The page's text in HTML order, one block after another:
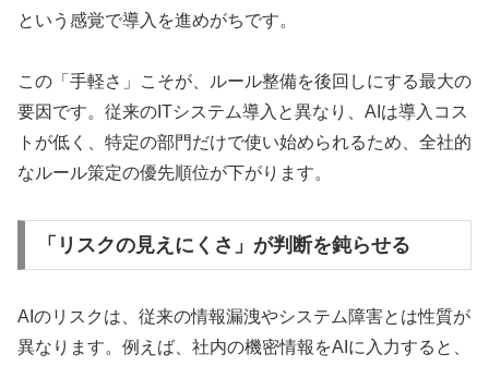
という感覚で導入を進めがちです。
この「手軽さ」こそが、ルール整備を後回しにする最大の
要因です。従来のITシステム導入と異なり、AIは導入コス
トが低く、特定の部門だけで使い始められるため、全社的
なルール策定の優先順位が下がります。
「リスクの見えにくさ」が判断を鈍らせる
AIのリスクは、従来の情報漏洩やシステム障害とは性質が
異なります。例えば、社内の機密情報をAIに入力すると、